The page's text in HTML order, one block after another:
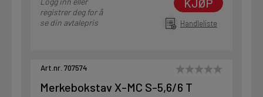
registrer deg for å
se din avtalepris
KJØP
Handleliste
Art.nr. 707574
Merkebokstav X-MC S-5,6/6 T